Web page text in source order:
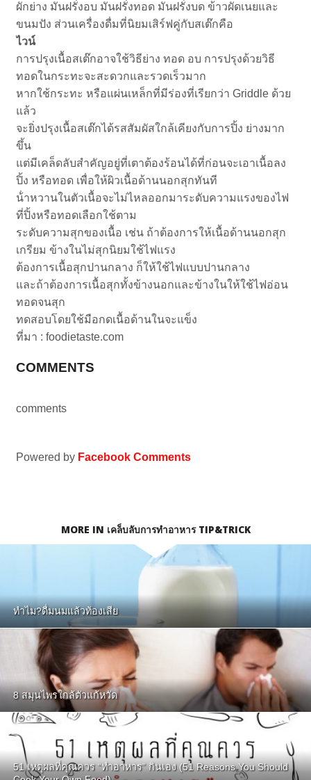
ผักย่าง มันฝรั่งอบ มันฝรั่งทอด มันฝรั่งบด ข้าวผัดเนยและ
ขนมปัง ส่วนเครื่องดื่มที่นิยมเสิร์ฟคู่กับสเต๊กคือ
ไวน์
การปรุงเนื้อสเต๊กอาจใช้วิธีย่าง ทอด อบ การปรุงด้วยวิธี
ทอดในกระทะจะสะดวกและรวดเร็วมาก
หากใช้กระทะ หรือแผ่นเหล็กที่มีร่องที่เรียกว่า Griddle ด้วย
แล้ว
จะยิ่งปรุงเนื้อสเต๊กได้รสสัมผัสใกล้เคียงกับการปิ้ง ย่างมาก
ขึ้น
แต่มีเคล็ดลับสําคัญอยู่ที่เตาต้องร้อนได้ที่ก่อนจะเอาเนื้อลง
ปิ้ง หรือทอด เพื่อให้ผิวเนื้อด้านนอกสุกทันที
น้ําหวานในตัวเนื้อจะไม่ไหลออกมาระดับความแรงของไฟ
ที่ปิ้งหรือทอดเลือกใช้ตาม
ระดับความสุกของเนื้อ เช่น ถ้าต้องการให้เนื้อด้านนอกสุก
เกรียม ข้างในไม่สุกนิยมใช้ไฟแรง
ต้องการเนื้อสุกปานกลาง ก็ให้ใช้ไฟแบบปานกลาง
และถ้าต้องการเนื้อสุกทั้งข้างนอกและข้างในให้ใช้ไฟอ่อน
ทอดจนสุก
ทดสอบโดยใช้มือกดเนื้อด้านในจะแข็ง
ที่มา : foodietaste.com
COMMENTS
comments
Powered by Facebook Comments
MORE IN เคล็บลับการทำอาหาร TIP&TRICK
ทำไม?ดื่มนมแล้วท้องเสีย
8 สมุนไพรใกล้ตัวแก้หวัด
51 เหตุผลที่คุณควร “ทำอาหาร” กินเอง (51 Reasons You Should